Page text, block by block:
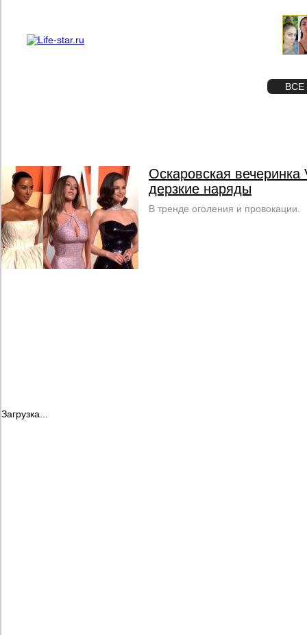
ВСЕ
Оскаровская
дерзкие наряды
В тренде оголения и провокации.
Загрузка...